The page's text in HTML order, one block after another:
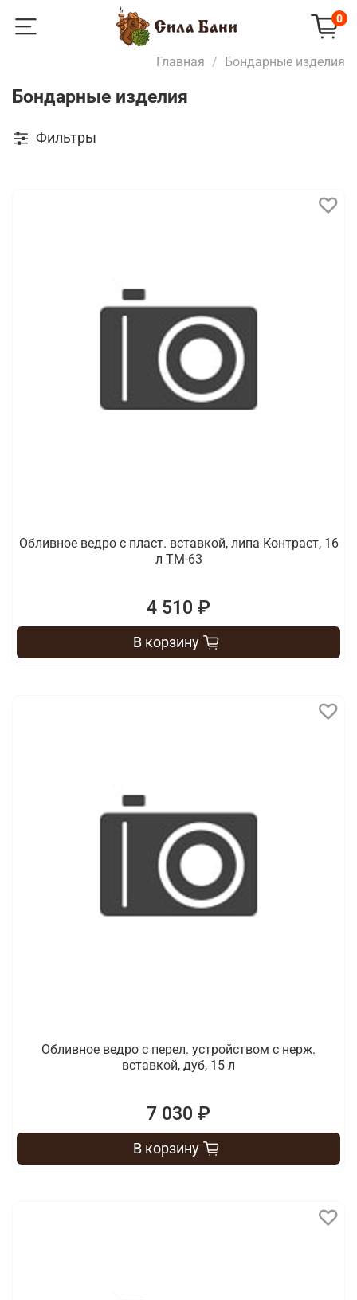
0
Главная Бондарные изделия
Бондарные изделия
Фильтры
Обливное ведро с пласт. вставкой, липа Контраст, 16
л ТМ-63
4 510 ₽
В корзину
Обливное ведро с перел. устройством с нерж.
вставкой, дуб, 15 л
7 030 ₽
В корзину